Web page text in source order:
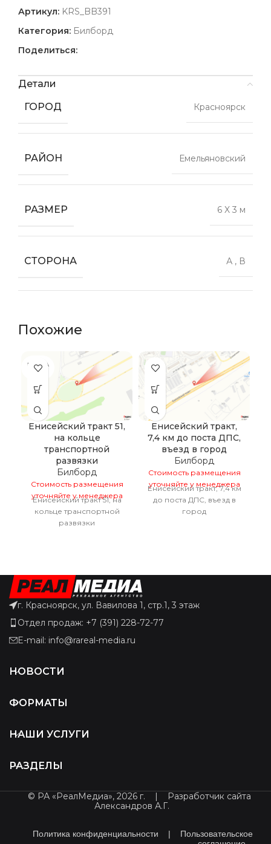
Артикул: KRS_BB391
Категория: Билборд
Поделиться:
Детали
ГОРОД
Красноярск
РАЙОН Емельяновский
РАЗМЕР 6 X 3 м
СТОРОНА А , В
Похожие
ПРОДА
НО
Енисейский тракт 51,
на кольце
транспортной
развязки
Билборд
Стоимость размещения
уточняйте у менеджера
Енисейский тракт 51, на
кольце транспортной
развязки
Енисейский тракт,
7,4 км до поста ДПС,
въезд в город
Билборд
Стоимость размещения
уточняйте у менеджера
Енисейский тракт, 7,4 км
до поста ДПС, въезд в
город
г. Красноярск, ул. Вавилова 1, стр.1, 3 этаж
Отдел продаж: +7 (391) 228-72-77
E-mail: info@rareal-media.ru
НОВОСТИ
ФОРМАТЫ
НАШИ УСЛУГИ
РАЗДЕЛЫ
© РА «РеалМедиа», 2026 г. |
Разработчик сайта
Александров А.Г.
Политика конфиденциальности |
Пользовательское